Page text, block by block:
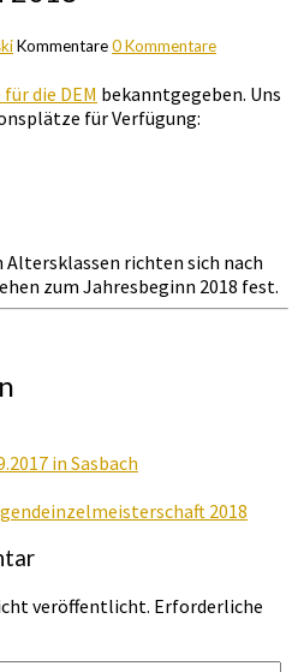
Kommentare0 Kommentare
die DEM bekanntgegeben. Uns
für Verfügung:
richten sich nach
zum Jahresbeginn 2018 fest.
in Sasbach
2018
veröffentlicht. Erforderliche